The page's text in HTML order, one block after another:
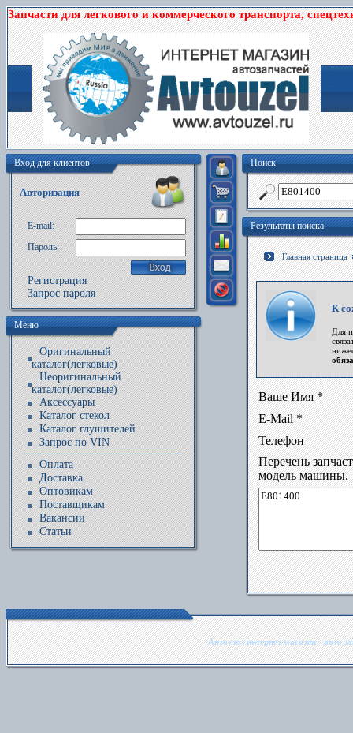
Запчасти для легкового и коммерческого транспорта,
Вход для клиентов
Авторизация
E-mail:
Пароль:
Регистрация
Запрос пароля
Меню
Оригинальный
каталог(легковые)
Неоригинальный
каталог(легковые)
Аксессуары
Каталог стекол
Каталог глушителей
Запрос по VIN
Оплата
Доставка
Оптовикам
Поставщикам
Вакансии
Статьи
Поиск
Результаты поиска
Главная страница
К
Для
Ваше Имя *
E-Mail *
Телефон
Перечень
модель машины.
Автоузел интернет магазин - авто